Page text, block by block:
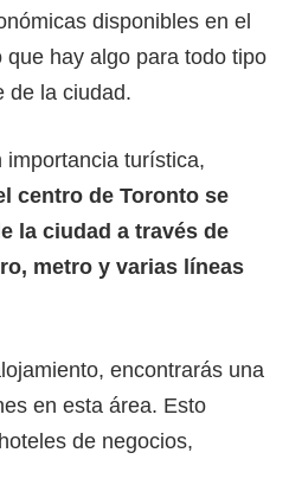
disponibles en el
hay algo para todo tipo
de la ciudad.
turística,
centro de Toronto se
la ciudad a través de
metro y varias líneas
encontrarás una
en esta área. Esto
de negocios,